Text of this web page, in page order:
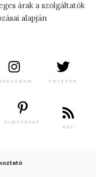
árak a szolgáltatók
alapján
TWITTER
PINTEREST
RSS